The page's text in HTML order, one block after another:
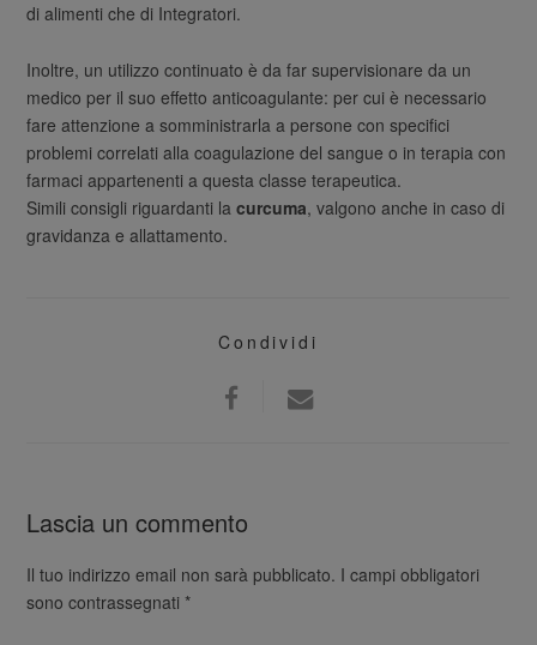
di alimenti che di Integratori.
Inoltre, un utilizzo continuato è da far supervisionare da un
medico per il suo effetto anticoagulante: per cui è necessario
fare attenzione a somministrarla a persone con specifici
problemi correlati alla coagulazione del sangue o in terapia con
farmaci appartenenti a questa classe terapeutica.
Simili consigli riguardanti lacurcuma, valgono anche in caso di
gravidanza e allattamento.
Condividi
Lascia un commento
Il tuo indirizzo email non sarà pubblicato. I campi obbligatori
sono contrassegnati*